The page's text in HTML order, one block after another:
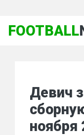
FOOTBALL
Девич
ноября